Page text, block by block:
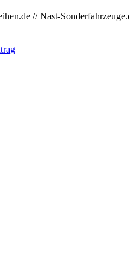
// Nast-